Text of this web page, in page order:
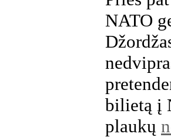
NATO
bilietą į
plaukų